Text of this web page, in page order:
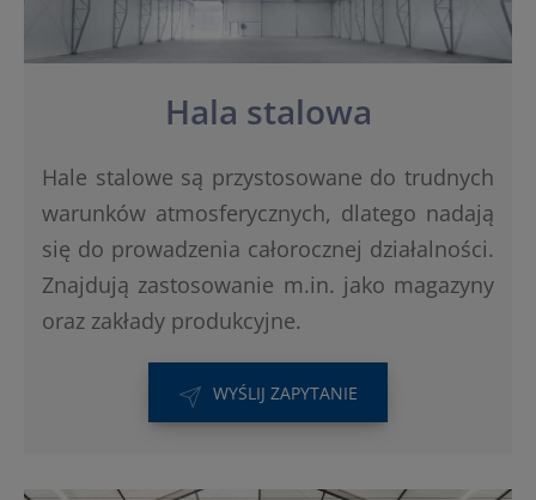
Hala stalowa
Hale stalowe są przystosowane do trudnych
warunków atmosferycznych, dlatego nadają
się do prowadzenia całorocznej działalności.
Znajdują zastosowanie m.in. jako magazyny
oraz zakłady produkcyjne.
WYŚLIJ ZAPYTANIE